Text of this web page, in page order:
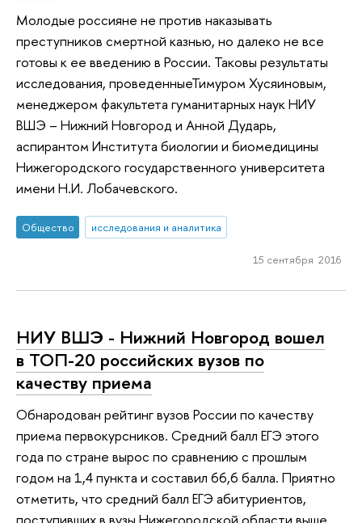
Молодые россияне не против наказывать
преступников смертной казнью, но далеко не все
готовы к ее введению в России. Таковы результаты
исследования, проведенныеТимуром Хусяиновым,
менеджером факультета гуманитарных наук НИУ
ВШЭ – Нижний Новгород и Анной Дударь,
аспирантом Института биологии и биомедицины
Нижегородского государственного университета
имени Н.И. Лобачевского.
Общество исследования и аналитика
15 сентября 2016
НИУ ВШЭ - Нижний Новгород вошел
в ТОП-20 российских вузов по
качеству приема
Обнародован рейтинг вузов России по качеству
приема первокурсников. Средний балл ЕГЭ этого
года по стране вырос по сравнению с прошлым
годом на 1,4 пункта и составил 66,6 балла. Приятно
отметить, что средний балл ЕГЭ абитуриентов,